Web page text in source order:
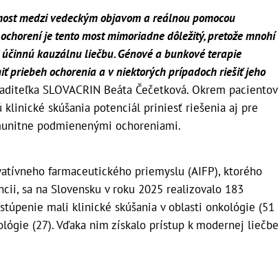
medzi vedeckým objavom a reálnou pomocou
je tento most mimoriadne dôležitý, pretože mnohí
kauzálnu liečbu. Génové a bunkové terapie
priebeh ochorenia a v niektorých prípadoch riešiť jeho
SLOVACRIN Beáta Čečetková. Okrem pacientov
klinické skúšania potenciál priniesť riešenia aj pre
podmienenými ochoreniami.
farmaceutického priemyslu (AIFP), ktorého
sa na Slovensku v roku 2025 realizovalo 183
mali klinické skúšania v oblasti onkológie (51
(27). Vďaka nim získalo prístup k modernej liečbe